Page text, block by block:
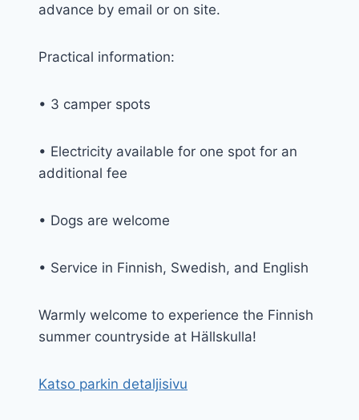
advance by email or on site.
Practical information:
• 3 camper spots
• Electricity available for one spot for an
additional fee
• Dogs are welcome
• Service in Finnish, Swedish, and English
Warmly welcome to experience the Finnish
summer countryside at Hällskulla!
Katso parkin detaljisivu